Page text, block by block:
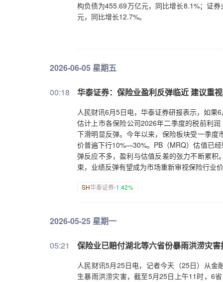
构负债为455.69万亿元，同比增长8.1%；证
元，同比增长12.7%。
2026-06-05 星期五
00:18 华泰证券：保险业盈利反弹临近 建议重
人民财讯6月5日电，华泰证券研报表示，如果
估计上市各保险公司2026年二季度的税前利
下滑明显反弹。今年以来，保险板块受一季
价普遍下行10%—30%。PB（MRQ）估值已
弹反应不多，盈利与估值反差的张力不断累
束，业绩反弹有望成为市场重新审视保险行业
SH华泰证券-1.42%
2026-05-25 星期一
05:21 保险业已赔付湖北等六省份暴雨洪涝灾
人民财讯5月25日电，记者今天（25日）从金
生暴雨洪涝灾害，截至5月25日上午11时，6